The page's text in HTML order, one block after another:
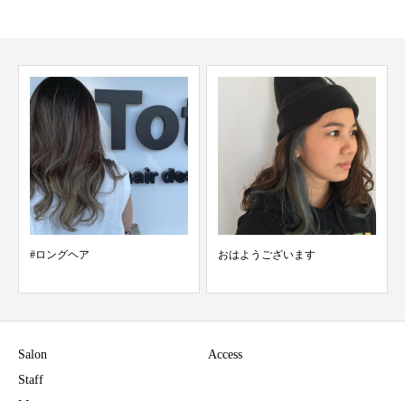
#ロングヘア おはようございます
Salon
Staff
Access